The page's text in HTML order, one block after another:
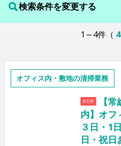
検索条件を変更する
1～4件（ 4
オフィス内・敷地の清掃業務
NEW
【
内】オフ
３日・1
日・祝日